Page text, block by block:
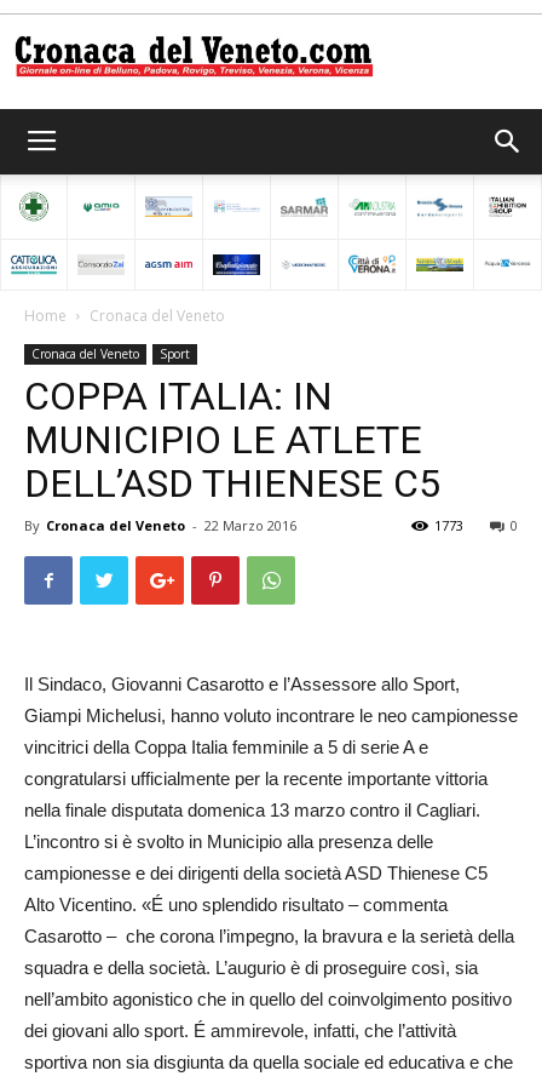
del
Home Cronaca del Veneto
Cronaca del Veneto Sport
COPPA ITALIA: IN
MUNICIPIO LE ATLETE
DELL’ASD THIENESE C5
By Cronaca del Veneto - 22 Marzo 2016 0
1773
Il Sindaco, Giovanni Casarotto e l’Assessore allo Sport,
Giampi Michelusi, hanno voluto incontrare le neo campionesse
vincitrici della Coppa Italia femminile a 5 di serie A e
congratularsi ufficialmente per la recente importante vittoria
nella finale disputata domenica 13 marzo contro il Cagliari.
L’incontro si è svolto in Municipio alla presenza delle
campionesse e dei dirigenti della società ASD Thienese C5
Alto Vicentino. «É uno splendido risultato – commenta
Casarotto – che corona l’impegno, la bravura e la serietà della
squadra e della società. L’augurio è di proseguire così, sia
nell’ambito agonistico che in quello del coinvolgimento positivo
dei giovani allo sport. É ammirevole, infatti, che l’attività
sportiva non sia disgiunta da quella sociale ed educativa e che